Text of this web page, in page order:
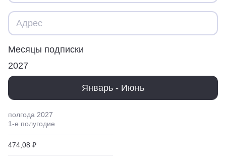
Месяцы подписки
2027
Январь - Июнь
полгода 2027
1-е полугодие
474,08 ₽